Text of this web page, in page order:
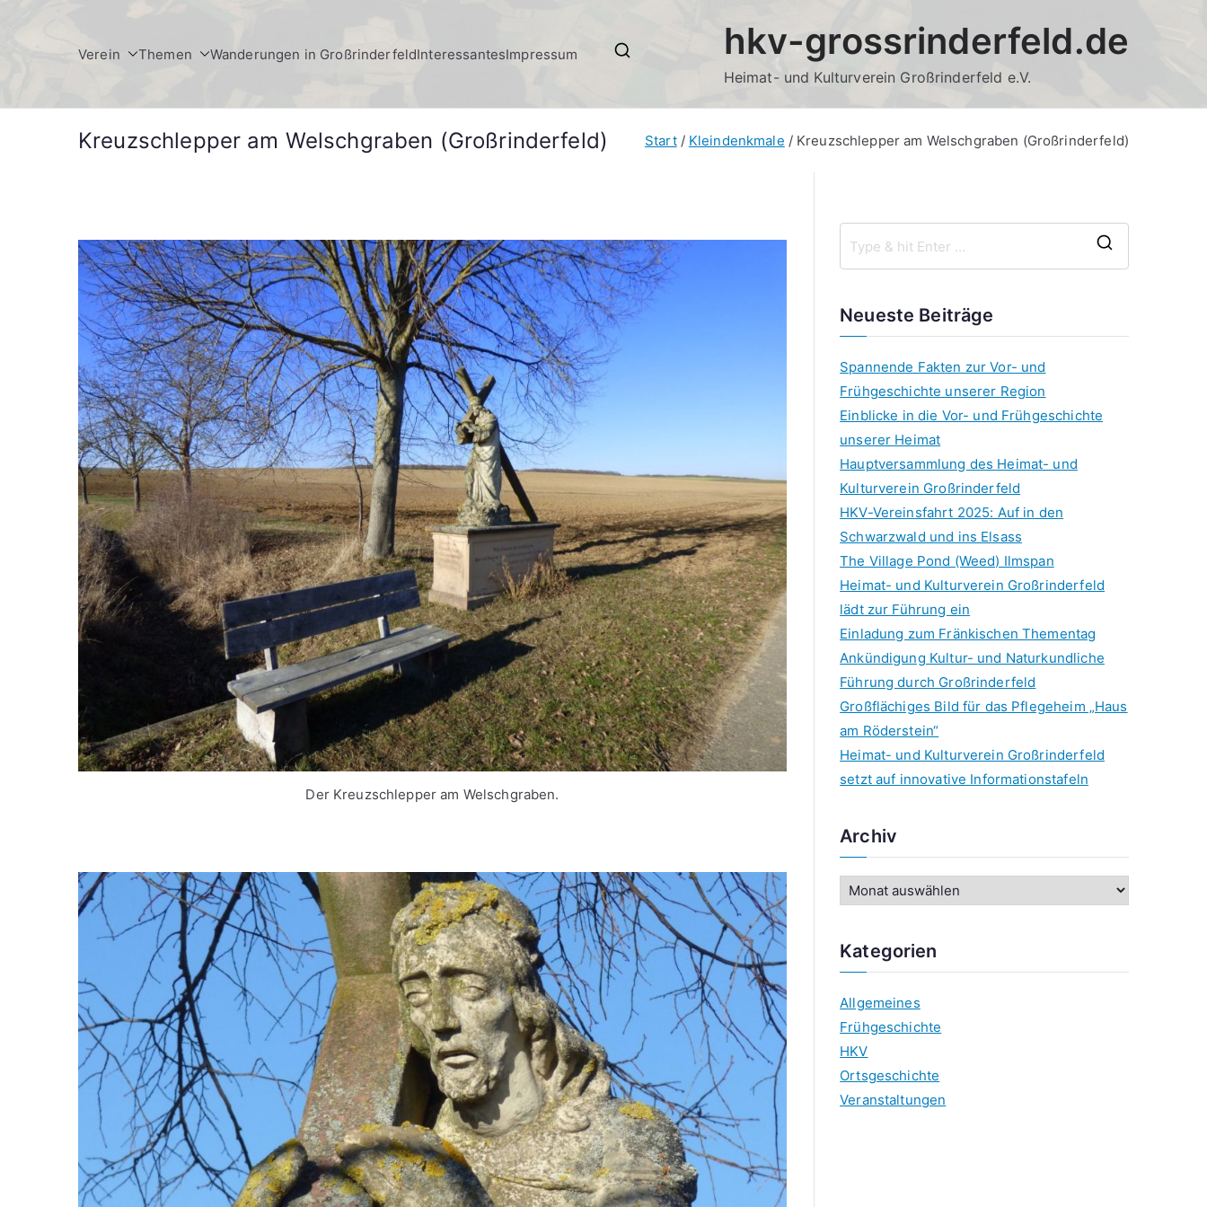
hkv-grossrinderfeld.de
Heimat- und Kulturverein Großrinderfeld e.V.
Verein Themen Wanderungen in GroßrinderfeldInteressantesImpressum
Kreuzschlepper am Welschgraben (Großrinderfeld) Start Kleindenkmale Kreuzschlepper am Welschgraben (Großrinderfeld)
Der Kreuzschlepper am Welschgraben.
Neueste Beiträge
Spannende Fakten zur Vor- und
Frühgeschichte unserer Region
Einblicke in die Vor- und Frühgeschichte
unserer Heimat
Hauptversammlung des Heimat- und
Kulturverein Großrinderfeld
HKV-Vereinsfahrt 2025: Auf in den
Schwarzwald und ins Elsass
The Village Pond (Weed) Ilmspan
Heimat- und Kulturverein Großrinderfeld
lädt zur Führung ein
Einladung zum Fränkischen Thementag
Ankündigung Kultur- und Naturkundliche
Führung durch Großrinderfeld
Großflächiges Bild für das Pflegeheim „Haus
am Röderstein“
Heimat- und Kulturverein Großrinderfeld
setzt auf innovative Informationstafeln
Archiv
h
v
Kategorien
Allgemeines
Frühgeschichte
HKV
Ortsgeschichte
Veranstaltungen